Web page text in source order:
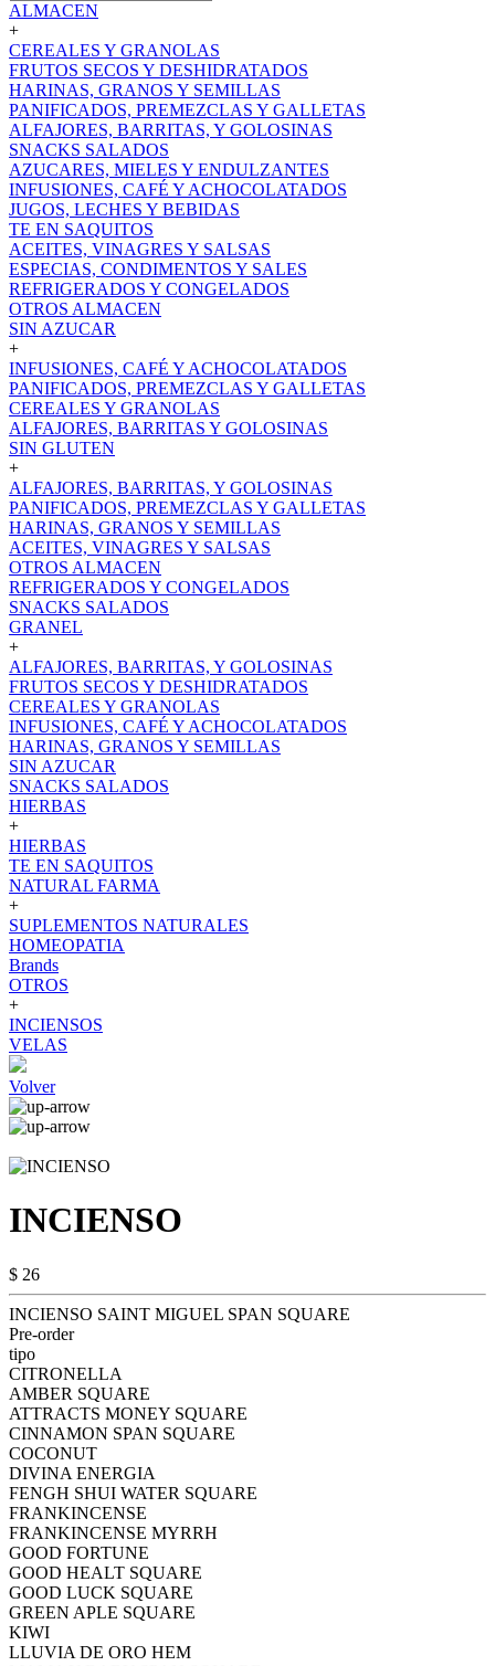
ALMACEN
+
CEREALES Y GRANOLAS
FRUTOS SECOS Y DESHIDRATADOS
HARINAS, GRANOS Y SEMILLAS
PANIFICADOS, PREMEZCLAS Y GALLETAS
ALFAJORES, BARRITAS, Y GOLOSINAS
SNACKS SALADOS
AZUCARES, MIELES Y ENDULZANTES
INFUSIONES, CAFÉ Y ACHOCOLATADOS
JUGOS, LECHES Y BEBIDAS
TE EN SAQUITOS
ACEITES, VINAGRES Y SALSAS
ESPECIAS, CONDIMENTOS Y SALES
REFRIGERADOS Y CONGELADOS
OTROS ALMACEN
SIN AZUCAR
+
INFUSIONES, CAFÉ Y ACHOCOLATADOS
PANIFICADOS, PREMEZCLAS Y GALLETAS
CEREALES Y GRANOLAS
ALFAJORES, BARRITAS Y GOLOSINAS
SIN GLUTEN
+
ALFAJORES, BARRITAS, Y GOLOSINAS
PANIFICADOS, PREMEZCLAS Y GALLETAS
HARINAS, GRANOS Y SEMILLAS
ACEITES, VINAGRES Y SALSAS
OTROS ALMACEN
REFRIGERADOS Y CONGELADOS
SNACKS SALADOS
GRANEL
+
ALFAJORES, BARRITAS, Y GOLOSINAS
FRUTOS SECOS Y DESHIDRATADOS
CEREALES Y GRANOLAS
INFUSIONES, CAFÉ Y ACHOCOLATADOS
HARINAS, GRANOS Y SEMILLAS
SIN AZUCAR
SNACKS SALADOS
HIERBAS
+
HIERBAS
TE EN SAQUITOS
NATURAL FARMA
+
SUPLEMENTOS NATURALES
HOMEOPATIA
Brands
OTROS
+
INCIENSOS
VELAS
Volver
INCIENSO
$ 26
INCIENSO SAINT MIGUEL SPAN SQUARE
Pre-order
tipo
CITRONELLA
AMBER SQUARE
ATTRACTS MONEY SQUARE
CINNAMON SPAN SQUARE
COCONUT
DIVINA ENERGIA
FENGH SHUI WATER SQUARE
FRANKINCENSE
FRANKINCENSE MYRRH
GOOD FORTUNE
GOOD HEALT SQUARE
GOOD LUCK SQUARE
GREEN APLE SQUARE
KIWI
LLUVIA DE ORO HEM